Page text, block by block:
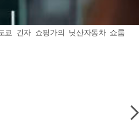
쿄 긴자 쇼핑가의 닛산자동차 쇼룸